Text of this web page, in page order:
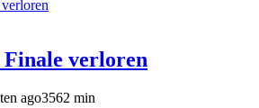
verloren
ago3562 min